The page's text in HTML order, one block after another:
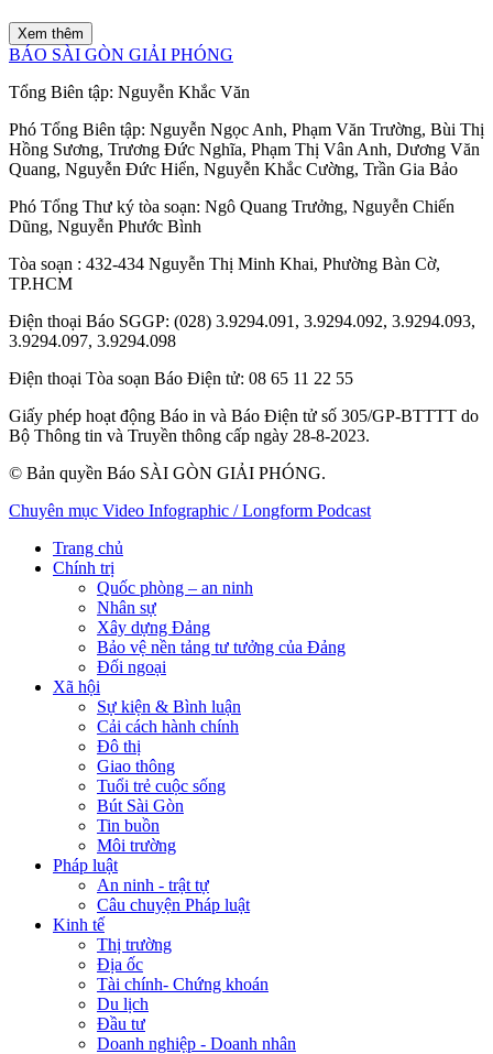
Xem thêm
BÁO SÀI GÒN GIẢI PHÓNG
Tổng Biên tập: Nguyễn Khắc Văn
Phó Tổng Biên tập: Nguyễn Ngọc Anh, Phạm Văn Trường, Bùi Thị
Hồng Sương, Trương Đức Nghĩa, Phạm Thị Vân Anh, Dương Văn
Quang, Nguyễn Đức Hiển, Nguyễn Khắc Cường, Trần Gia Bảo
Phó Tổng Thư ký tòa soạn: Ngô Quang Trưởng, Nguyễn Chiến
Dũng, Nguyễn Phước Bình
Tòa soạn : 432-434 Nguyễn Thị Minh Khai, Phường Bàn Cờ,
TP.HCM
Điện thoại Báo SGGP: (028) 3.9294.091, 3.9294.092, 3.9294.093,
3.9294.097, 3.9294.098
Điện thoại Tòa soạn Báo Điện tử: 08 65 11 22 55
Giấy phép hoạt động Báo in và Báo Điện tử số 305/GP-BTTTT do
Bộ Thông tin và Truyền thông cấp ngày 28-8-2023.
© Bản quyền Báo SÀI GÒN GIẢI PHÓNG.
Chuyên mục Video Infographic / Longform Podcast
Trang chủ
Chính trị
Quốc phòng – an ninh
Nhân sự
Xây dựng Đảng
Bảo vệ nền tảng tư tưởng của Đảng
Đối ngoại
Xã hội
Sự kiện & Bình luận
Cải cách hành chính
Đô thị
Giao thông
Tuổi trẻ cuộc sống
Bút Sài Gòn
Tin buồn
Môi trường
Pháp luật
An ninh - trật tự
Câu chuyện Pháp luật
Kinh tế
Thị trường
Địa ốc
Tài chính- Chứng khoán
Du lịch
Đầu tư
Doanh nghiệp - Doanh nhân